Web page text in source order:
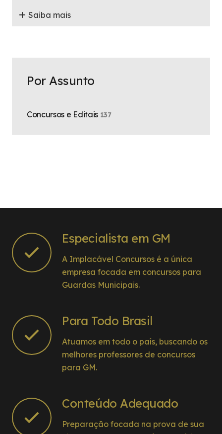
Saiba mais
Por Assunto
Concursos e Editais 137
Especialista em GM
A Implacável Concursos é a única
empresa focada em concursos para
Guardas Municipais.
Para Todo Brasil
Atuamos em todo o país, buscando os
melhores professores de concursos
para GM.
Conteúdo Adequado
Preparação focada na prova de sua